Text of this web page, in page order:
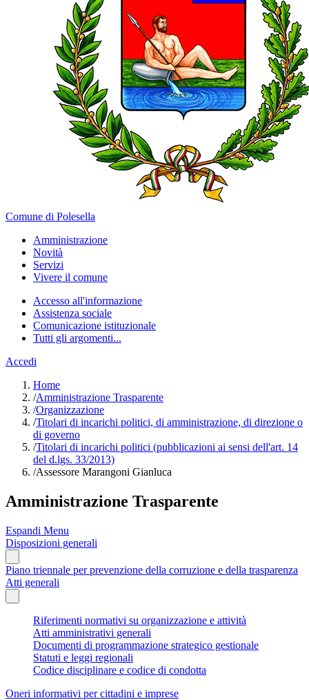
Comune di Polesella
Amministrazione
Novità
Servizi
Vivere il comune
Accesso all'informazione
Assistenza sociale
Comunicazione istituzionale
Tutti gli argomenti...
Accedi
Home
/Amministrazione Trasparente
/Organizzazione
/Titolari di incarichi politici, di amministrazione, di direzione o
di governo
/Titolari di incarichi politici (pubblicazioni ai sensi dell'art. 14
del d.lgs. 33/2013)
/Assessore Marangoni Gianluca
Amministrazione Trasparente
Espandi Menu
Disposizioni generali
Piano triennale per prevenzione della corruzione e della trasparenza
Atti generali
Riferimenti normativi su organizzazione e attività
Atti amministrativi generali
Documenti di programmazione strategico gestionale
Statuti e leggi regionali
Codice disciplinare e codice di condotta
Oneri informativi per cittadini e imprese